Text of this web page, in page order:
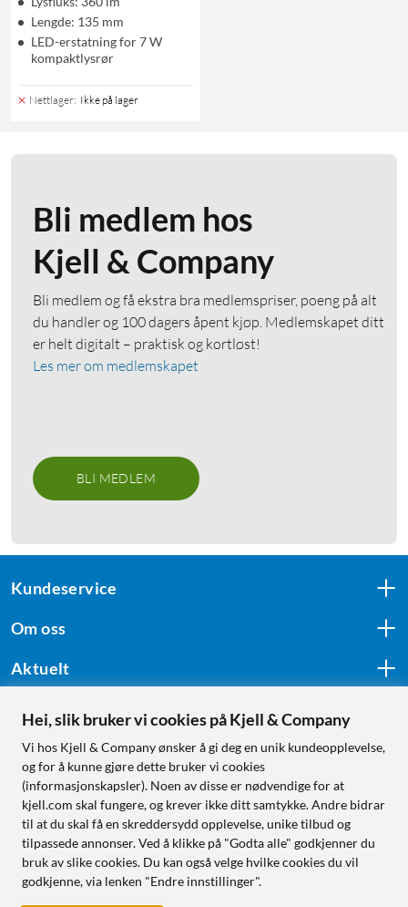
Lengde: 135 mm
LED-erstatning for 7 W
kompaktlysrør
Nettlager: Ikke på lager
Bli medlem hos
Kjell & Company
Bli medlem og få ekstra bra medlemspriser, poeng på alt
du handler og 100 dagers åpent kjøp. Medlemskapet ditt
er helt digitalt – praktisk og kortløst!
Les mer om medlemskapet
BLI MEDLEM
Kundeservice
Om oss
Aktuelt
Følg oss
Handle fra:
Sverige
Norge
Hei, slik bruker vi cookies på Kjell & Company
Vi hos Kjell & Company ønsker å gi deg en unik kundeopplevelse,
og for å kunne gjøre dette bruker vi cookies
(informasjonskapsler). Noen av disse er nødvendige for at
kjell.com skal fungere, og krever ikke ditt samtykke. Andre bidrar
til at du skal få en skreddersydd opplevelse, unike tilbud og
tilpassede annonser. Ved å klikke på "Godta alle" godkjenner du
bruk av slike cookies. Du kan også velge hvilke cookies du vil
godkjenne, via lenken "Endre innstillinger".